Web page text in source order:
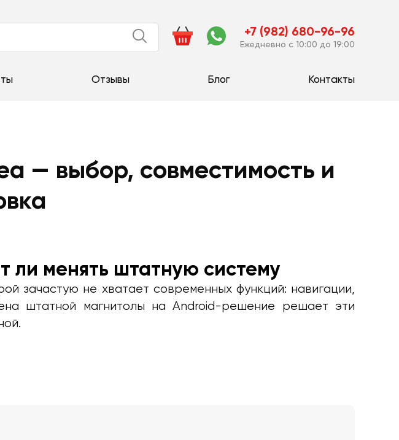
+7 (982) 680-96-96
Ежедневно с 10:00 до 19:00
Отзывы Блог Контакты
— выбор, совместимость и
ли менять штатную систему
зачастую не хватает современных функций: навигации,
штатной магнитолы на Android-решение решает эти